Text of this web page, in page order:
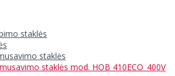
staklės
staklės
staklės mod. HOB 410ECO_400V